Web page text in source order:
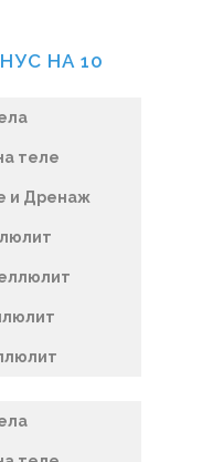
НА 10
теле
и Дренаж